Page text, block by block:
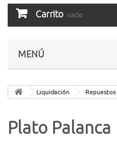
Carrito vacío
MENÚ
Liquidación Repuestos
Plato Palanca